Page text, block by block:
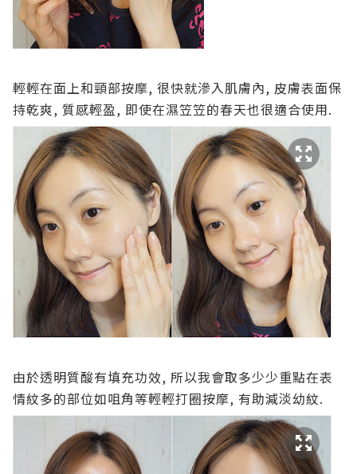
輕輕在面上和頸部按摩, 很快就滲入肌膚內, 皮膚表面保
持乾爽, 質感輕盈, 即使在濕笠笠的春天也很適合使用.
由於透明質酸有填充功效, 所以我會取多少少重點在表
情紋多的部位如咀角等輕輕打圈按摩, 有助減淡幼紋.